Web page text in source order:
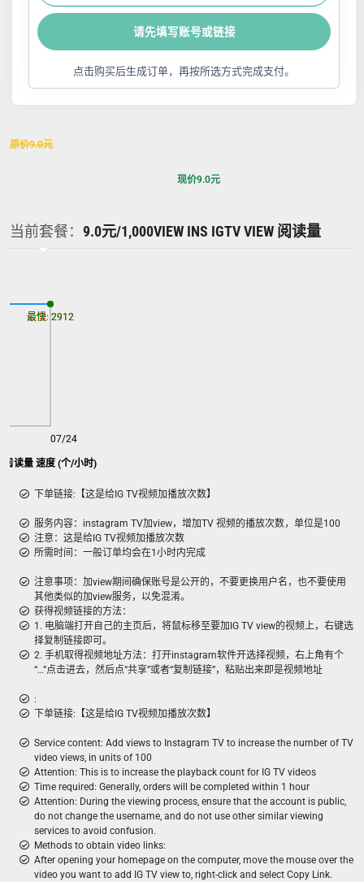
请先填写账号或链接
点击购买后生成订单，再按所选方式完成支付。
原价9.0元
现价9.0元
当前套餐： 9.0元/1,000VIEW INS IGTV VIEW 阅读量
阅读量 速度 (个/小时)
07/24
最慢: 2912
最快: 2912
下单链接:【这是给IG TV视频加播放次数】
服务内容：instagram TV加view，增加TV 视频的播放次数，单位是100
注意：这是给IG TV视频加播放次数
所需时间：一般订单均会在1小时内完成
注意事项：加view期间确保账号是公开的，不要更换用户名，也不要使用
其他类似的加view服务，以免混淆。
获得视频链接的方法：
1. 电脑端打开自己的主页后，将鼠标移至要加IG TV view的视频上，右键选
择复制链接即可。
2. 手机取得视频地址方法：打开instagram软件开选择视频，右上角有个
“…”点击进去，然后点“共享”或者“复制链接”，粘贴出来即是视频地址
:
下单链接:【这是给IG TV视频加播放次数】
Service content: Add views to Instagram TV to increase the number of TV
video views, in units of 100
Attention: This is to increase the playback count for IG TV videos
Time required: Generally, orders will be completed within 1 hour
Attention: During the viewing process, ensure that the account is public,
do not change the username, and do not use other similar viewing
services to avoid confusion.
Methods to obtain video links:
After opening your homepage on the computer, move the mouse over the
video you want to add IG TV view to, right-click and select Copy Link.